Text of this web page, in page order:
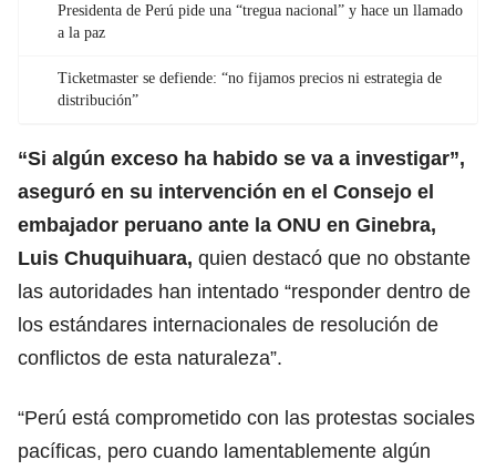
Presidenta de Perú pide una “tregua nacional” y hace un llamado
a la paz
Ticketmaster se defiende: “no fijamos precios ni estrategia de
distribución”
“Si algún exceso ha habido se va a investigar”,
aseguró en su intervención en el Consejo el
embajador peruano ante la ONU en Ginebra,
Luis Chuquihuara, quien destacó que no obstante
las autoridades han intentado “responder dentro de
los estándares internacionales de resolución de
conflictos de esta naturaleza”.
“Perú está comprometido con las protestas sociales
pacíficas, pero cuando lamentablemente algún